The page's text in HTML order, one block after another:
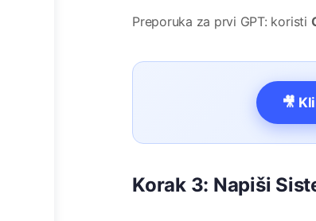
Preporuka za prvi GPT: koristi
🎥
Korak 3: Napiši